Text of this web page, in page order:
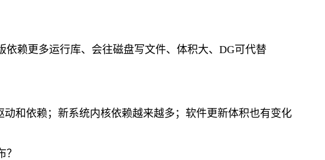
依赖更多运行库、会往磁盘写文件、体积大、DG可代替
和依赖；新系统内核依赖越来越多；软件更新体积也有变化